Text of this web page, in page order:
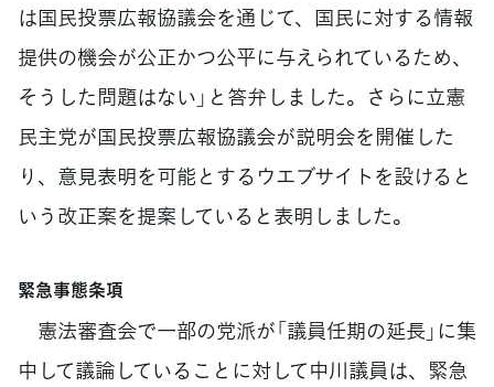
は国民投票広報協議会を通じて、国民に対する情報
提供の機会が公正かつ公平に与えられているため、
そうした問題はない」と答弁しました。さらに立憲
民主党が国民投票広報協議会が説明会を開催した
り、意見表明を可能とするウエブサイトを設けると
いう改正案を提案していると表明しました。
緊急事態条項
憲法審査会で一部の党派が「議員任期の延長」に集
中して議論していることに対して中川議員は、緊急